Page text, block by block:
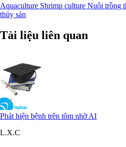
Aquaculture Shrimp culture Nuôi trồng
thủy sản
Tài liệu liên quan
Phát hiện bệnh trên tôm nhờ AI
L.X.C